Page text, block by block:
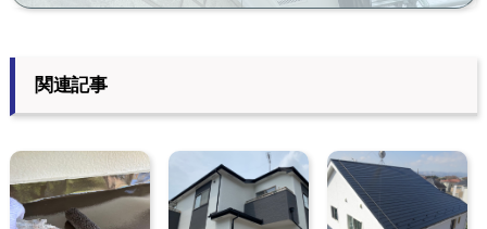
関連記事